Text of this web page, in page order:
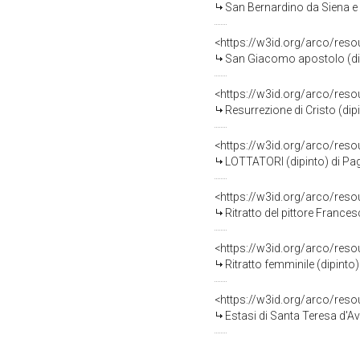
San Bernardino da Siena
<https://w3id.org/arco/
San Giacomo apostolo
<https://w3id.org/arco/
Resurrezione di Cristo
<https://w3id.org/arco/
LOTTATORI (dipinto) di
<https://w3id.org/arco/
Ritratto del pittore
<https://w3id.org/arco/
Ritratto femminile
<https://w3id.org/arco/
Estasi di Santa Teresa